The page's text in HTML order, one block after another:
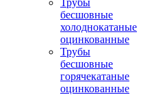
Трубы
бесшовные
холоднокатаные
оцинкованные
Трубы
бесшовные
горячекатаные
оцинкованные